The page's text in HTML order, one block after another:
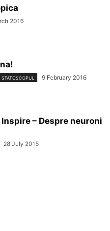
2016
9 February 2016
Inspire – Despre neuroni
28 July 2015